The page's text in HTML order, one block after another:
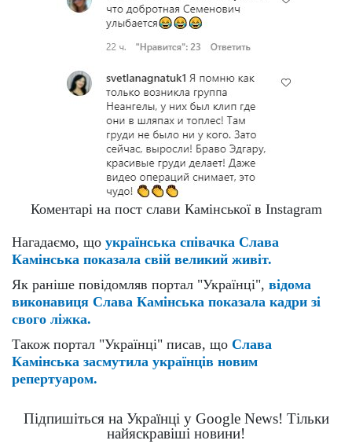
Коментарі на пост слави Камінської в Instagram
Нагадаємо, що українська співачка Слава
Камінська показала свій великий живіт.
Як раніше повідомляв портал "Українці", відома
виконавиця Слава Камінська показала кадри зі
свого ліжка.
Також портал "Українці" писав, що Слава
Камінська засмутила українців новим
репертуаром.
Підпишіться на Українці у Google News! Тільки
найяскравіші новини!